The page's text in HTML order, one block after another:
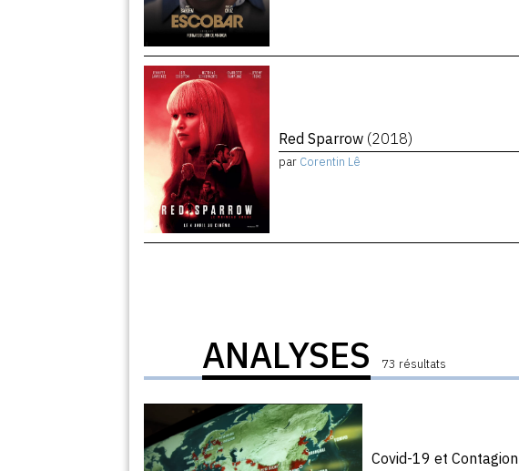
Red Sparrow (2018)
par Corentin Lê
ANALYSES 73 résultats
Covid-19 et Contagion